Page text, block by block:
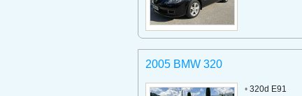
2005 BMW 320
• 320d E91